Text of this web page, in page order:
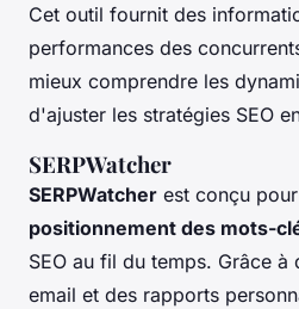
Cet outil fournit des
performances des
mieux comprendre les
d'ajuster les stratégies SEO
SERPWatcher
SERPWatcher est conçu pour
positionnement des mots-
SEO au fil du temps. Grâce
email et des rapports